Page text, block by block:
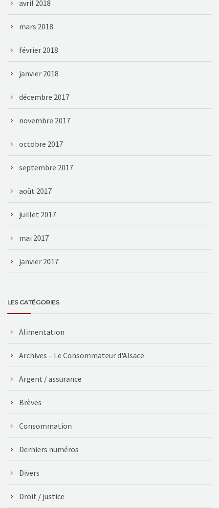
avril 2018
mars 2018
février 2018
janvier 2018
décembre 2017
novembre 2017
octobre 2017
septembre 2017
août 2017
juillet 2017
mai 2017
janvier 2017
LES CATÉGORIES
Alimentation
Archives – Le Consommateur d'Alsace
Argent / assurance
Brèves
Consommation
Derniers numéros
Divers
Droit / justice